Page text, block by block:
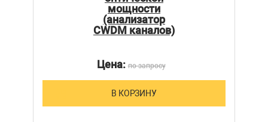
мощности
(анализатор
CWDM каналов)
Цена:по запросу
В КОРЗИНУ